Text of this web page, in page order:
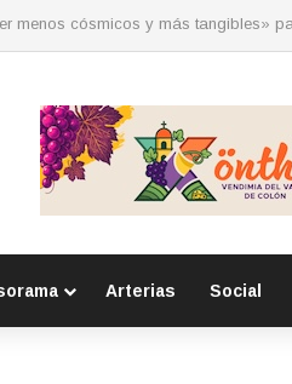
la seguridad durante sesión estatal
Arterias Social